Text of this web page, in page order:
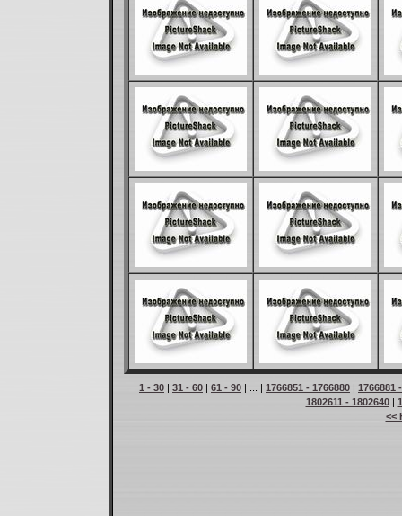
1 - 30 | 31 - 60 | 61 - 90 | ... | 1766851 - 1766880 | 1766881
1802611 - 1802640|
<<